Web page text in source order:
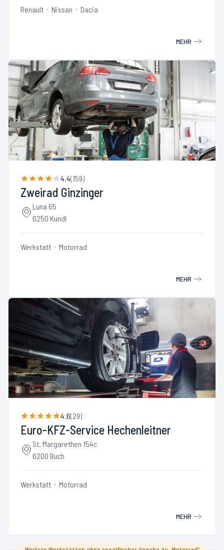
Renault Nissan Dacia
MEHR
4.4(159)
Zweirad Ginzinger
Luna 65
6250 Kundl
Werkstatt Motorrad
MEHR
4.6(29)
Euro-KFZ-Service Hechenleitner
St. Margarethen 154c
6200 Buch
Werkstatt Motorrad
MEHR